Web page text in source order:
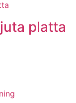
platta